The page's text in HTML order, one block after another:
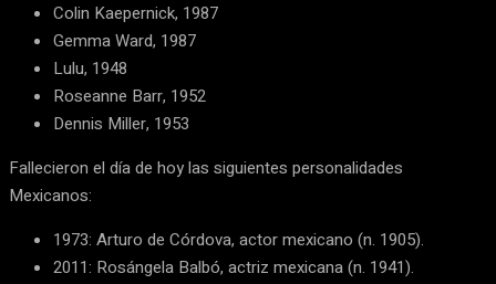
Colin Kaepernick, 1987
Gemma Ward, 1987
Lulu, 1948
Roseanne Barr, 1952
Dennis Miller, 1953
Fallecieron el día de hoy las siguientes personalidades
Mexicanos:
1973: Arturo de Córdova, actor mexicano (n. 1905).
2011: Rosángela Balbó, actriz mexicana (n. 1941).